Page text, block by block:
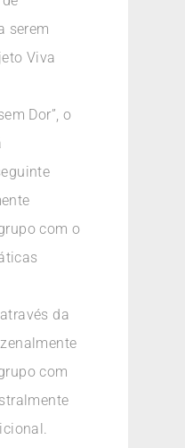
serem
Viva
Dor”, o
com o
da
com